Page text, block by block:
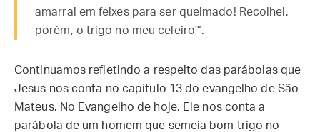
amarrai em feixes para ser queimado! Recolhei,
porém, o trigo no meu celeiro’”.
Continuamos refletindo a respeito das parábolas que
Jesus nos conta no capítulo 13 do evangelho de São
Mateus. No Evangelho de hoje, Ele nos conta a
parábola de um homem que semeia bom trigo no